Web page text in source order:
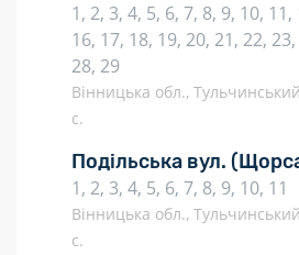
1, 2, 3, 4, 5, 6, 7, 8, 9, 10,
16, 17, 18, 19, 20, 21, 22,
28, 29
Вінницька обл.,
с.
Подільська вул.
1, 2, 3, 4, 5, 6, 7, 8, 9, 10, 11
Вінницька обл.,
с.